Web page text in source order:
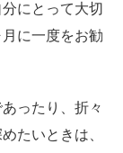
にとって大切
に一度をお勧
ったり、折々
たいときは、